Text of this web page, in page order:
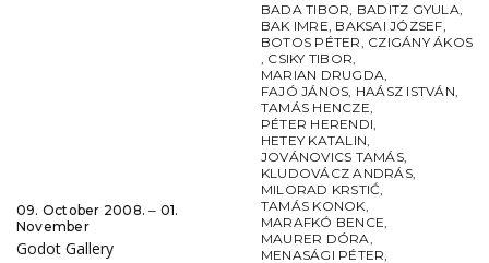
09. October 2008. ‒ 01.
November
Godot Gallery
BADA TIBOR, BADITZ GYULA,
BAK IMRE, BAKSAI JÓZSEF,
BOTOS PÉTER, CZIGÁNY ÁKOS
, CSIKY TIBOR,
MARIAN DRUGDA,
FAJÓ JÁNOS, HAÁSZ ISTVÁN,
TAMÁS HENCZE,
PÉTER HERENDI,
HETEY KATALIN,
JOVÁNOVICS TAMÁS,
KLUDOVÁCZ ANDRÁS,
MILORAD KRSTIĆ,
TAMÁS KONOK,
MARAFKÓ BENCE,
MAURER DÓRA,
MENASÁGI PÉTER,